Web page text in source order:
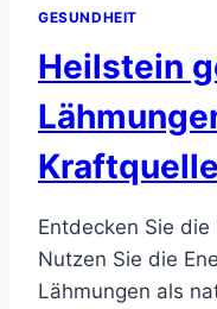
GESUNDHEIT
Heilstein
Kraftquelle
Entdecken Sie
Nutzen Sie die
Lähmungen als